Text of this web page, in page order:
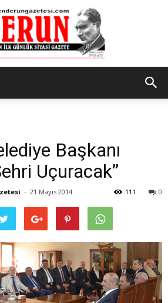
GazetesiBaşkanı
Uçuracak”
- 21 Mayıs 2014 0
111